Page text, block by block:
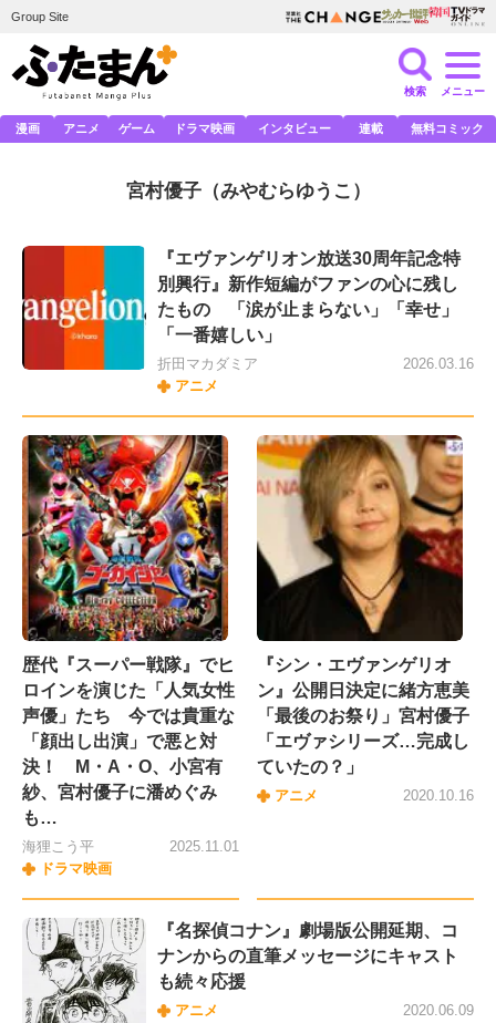
Group Site
検索 メニュー
漫画 アニメ ゲーム ドラマ映画 インタビュー 連載 無料コミック
宮村優子（みやむらゆうこ）
『エヴァンゲリオン放送30周年記念特
別興行』新作短編がファンの心に残し
たもの 「涙が止まらない」「幸せ」
「一番嬉しい」
折田マカダミア
アニメ
2026.03.16
歴代『スーパー戦隊』でヒ
ロインを演じた「人気女性
声優」たち 今では貴重な
「顔出し出演」で悪と対
決！ M・A・O、小宮有
紗、宮村優子に潘めぐみ
も…
海狸こう平
ドラマ映画
2025.11.01
『シン・エヴァンゲリオ
ン』公開日決定に緒方恵美
「最後のお祭り」宮村優子
「エヴァシリーズ…完成し
ていたの？」
アニメ 2020.10.16
『名探偵コナン』劇場版公開延期、コ
ナンからの直筆メッセージにキャスト
も続々応援
アニメ 2020.06.09